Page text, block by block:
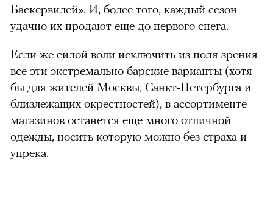
Баскервилей». И, более того, каждый сезон
удачно их продают еще до первого снега.
Если же силой воли исключить из поля зрения
все эти экстремально барские варианты (хотя
бы для жителей Москвы, Санкт-Петербурга и
близлежащих окрестностей), в ассортименте
магазинов останется еще много отличной
одежды, носить которую можно без страха и
упрека.